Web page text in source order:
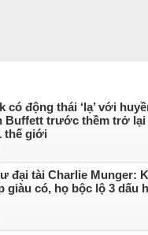
có động thái ‘lạ’ với
Buffett trước thềm trở
thế giới
đại tài Charlie Munger:
giàu có, họ bộc lộ 3 dấu